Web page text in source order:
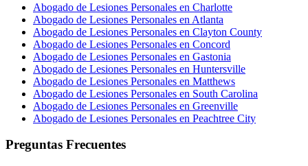
Abogado de Lesiones Personales en Charlotte
Abogado de Lesiones Personales en Atlanta
Abogado de Lesiones Personales en Clayton County
Abogado de Lesiones Personales en Concord
Abogado de Lesiones Personales en Gastonia
Abogado de Lesiones Personales en Huntersville
Abogado de Lesiones Personales en Matthews
Abogado de Lesiones Personales en South Carolina
Abogado de Lesiones Personales en Greenville
Abogado de Lesiones Personales en Peachtree City
Preguntas Frecuentes